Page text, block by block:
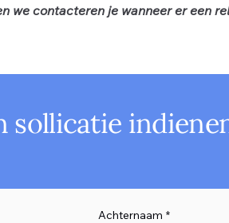
we contacteren je wanneer er een
sollicatie
Achternaam *